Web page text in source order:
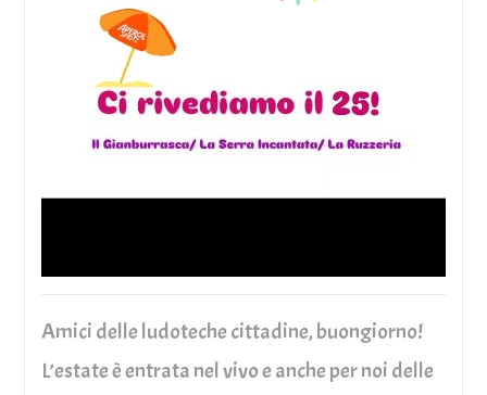
Amici delle ludoteche cittadine, buongiorno!
L’estate è entrata nel vivo e anche per noi delle